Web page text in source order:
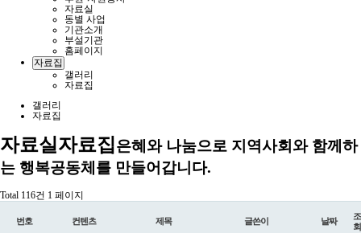
자료실
동별 사업
기관소개
부설기관
홈페이지
자료집
갤러리
자료집
갤러리
자료집
자료실자료집은혜와 나눔으로 지역사회와 함께하
는 행복공동체를 만들어갑니다.
Total 116건 1 페이지
번호 컨텐츠 제목 글쓴이 날짜
조
회